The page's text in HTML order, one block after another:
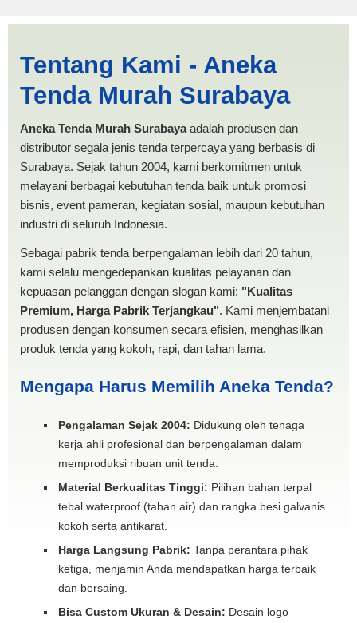
PRODUKSI ANEKA TENDA
MURAH
Tentang Kami - Aneka
Tenda Murah Surabaya
Aneka Tenda Murah Surabayaadalah produsen dan
distributor segala jenis tenda terpercaya yang berbasis di
Surabaya. Sejak tahun 2004, kami berkomitmen untuk
melayani berbagai kebutuhan tenda baik untuk promosi
bisnis, event pameran, kegiatan sosial, maupun kebutuhan
industri di seluruh Indonesia.
Sebagai pabrik tenda berpengalaman lebih dari 20 tahun,
kami selalu mengedepankan kualitas pelayanan dan
kepuasan pelanggan dengan slogan kami: "Kualitas
Premium, Harga Pabrik Terjangkau". Kami menjembatani
produsen dengan konsumen secara efisien, menghasilkan
produk tenda yang kokoh, rapi, dan tahan lama.
Mengapa Harus Memilih Aneka Tenda?
Pengalaman Sejak 2004: Didukung oleh tenaga
kerja ahli profesional dan berpengalaman dalam
memproduksi ribuan unit tenda.
Material Berkualitas Tinggi: Pilihan bahan terpal
tebal waterproof (tahan air) dan rangka besi galvanis
kokoh serta antikarat.
Harga Langsung Pabrik: Tanpa perantara pihak
ketiga, menjamin Anda mendapatkan harga terbaik
dan bersaing.
Bisa Custom Ukuran & Desain: Desain logo